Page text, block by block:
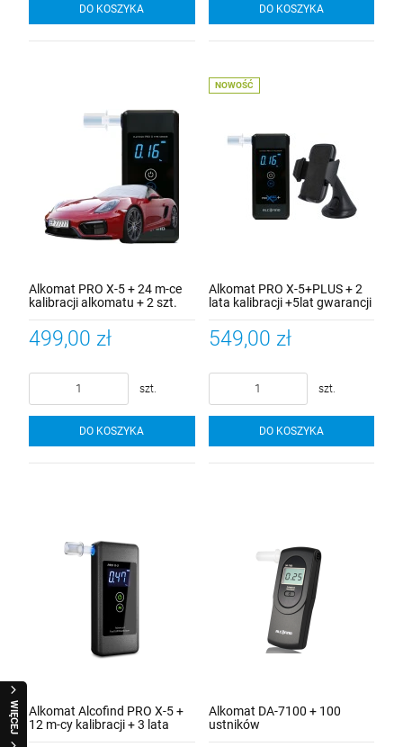
WIĘCEJ
DO KOSZYKA DO KOSZYKA
Alkomat PRO X-5 + 24 m-ce
kalibracji alkomatu + 2 szt.
mata na szybę
499,00 zł
szt.
DO KOSZYKA
Alkomat PRO X-5+PLUS + 2
lata kalibracji +5lat gwarancji
ustników
549,00 zł
szt.
DO KOSZYKA
NOWOŚĆ
Alkomat Alcofind PRO X-5 +
12 m-cy kalibracji + 3 lata
gwarancji + 2 szt. ustników
Alkomat DA-7100 + 100
ustników